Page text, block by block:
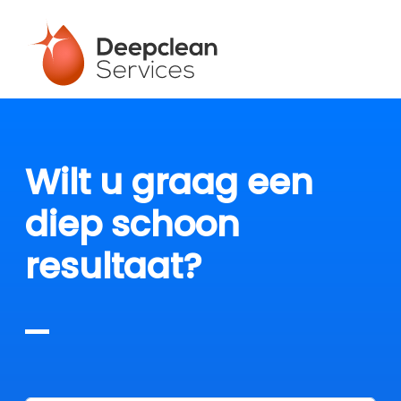
Wilt u graag een
diep schoon
resultaat?